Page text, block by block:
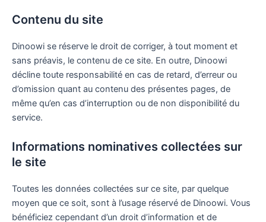
Contenu du site
Dinoowi se réserve le droit de corriger, à tout moment et
sans préavis, le contenu de ce site. En outre, Dinoowi
décline toute responsabilité en cas de retard, d’erreur ou
d’omission quant au contenu des présentes pages, de
même qu’en cas d’interruption ou de non disponibilité du
service.
Informations nominatives collectées sur
le site
Toutes les données collectées sur ce site, par quelque
moyen que ce soit, sont à l’usage réservé de Dinoowi. Vous
bénéficiez cependant d’un droit d’information et de